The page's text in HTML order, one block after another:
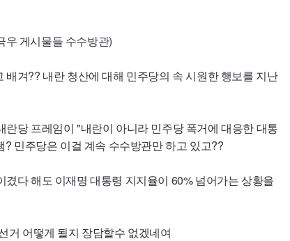
우 게시물들 수수방관)
겨?? 내란 청산에 대해 민주당의 속 시원한 행보를 지난
당 프레임이 "내란이 아니라 민주당 폭거에 대응한 대통
민주당은 이걸 계속 수수방관만 하고 있고??
다 해도 이재명 대통령 지지율이 60% 넘어가는 상황을
거 어떻게 될지 장담할수 없겠네여